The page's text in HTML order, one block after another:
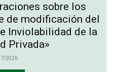
sobre los
de modificación del
Inviolabilidad de la
Privada»
2026